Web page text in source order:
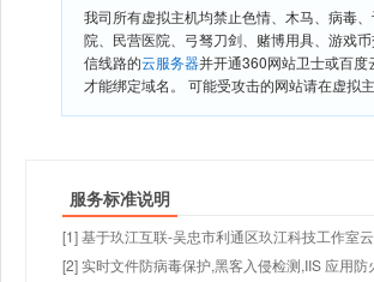
我司所有虚拟主机均禁止色情、木马、病毒
院、民营医院、弓驽刀剑、赌博用具、游戏
信线路的云服务器并开通360网站卫士或百度
才能绑定域名。 可能受攻击的网站请在虚拟
服务标准说明
[1] 基于玖江互联-吴忠市利通区玖江科技工作室
[2] 实时文件防病毒保护,黑客入侵检测,IIS 应用